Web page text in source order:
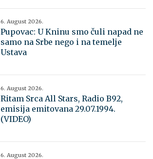
6. August 2026.
Pupovac: U Kninu smo čuli napad ne
samo na Srbe nego i na temelje
Ustava
6. August 2026.
Ritam Srca All Stars, Radio B92,
emisija emitovana 29.07.1994.
(VIDEO)
6. August 2026.